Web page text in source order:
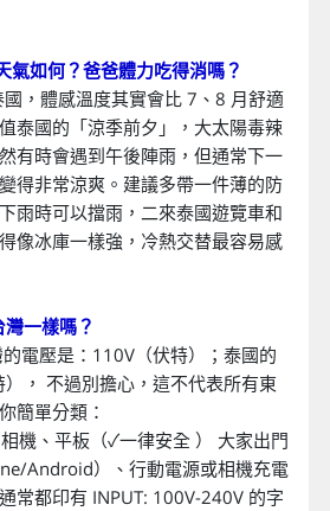
氣如何？爸爸體力吃得消嗎？
，體感溫度其實會比 7、8 月舒適
泰國的「涼季前夕」，大太陽毒辣
有時會遇到午後陣雨，但通常下一
得非常涼爽。建議多帶一件薄的防
雨時可以擋雨，二來泰國遊覽車和
像冰庫一樣強，冷熱交替最容易感
一樣嗎？
電壓是：110V（伏特）；泰國的
， 不過別擔心，這不代表所有東
簡單分類：
機、平板（✓一律安全 ） 大家出門
Android）、行動電源或相機充電
常都印有 INPUT: 100V-240V 的字